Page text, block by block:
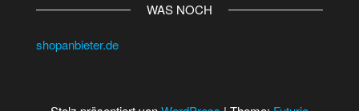
WAS NOCH
shopanbieter.de